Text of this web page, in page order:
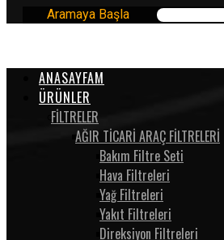
Aramaya Başla
ANASAYFAM
ÜRÜNLER
FİLTRELER
AĞIR TİCARİ ARAÇ FİLTRELERİ
Bakım Filtre Seti
Hava Filtreleri
Yağ Filtreleri
Yakıt Filtreleri
Direksiyon Filtreleri